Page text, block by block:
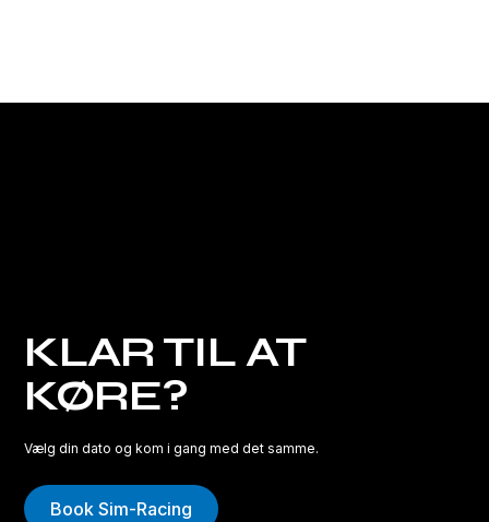
KLAR TIL AT
KØRE?
Vælg din dato og kom i gang med det samme.
Book Sim-Racing